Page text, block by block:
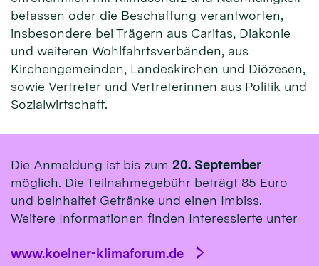
befassen oder die Beschaffung verantworten,
insbesondere bei Trägern aus Caritas, Diakonie
und weiteren Wohlfahrtsverbänden, aus
Kirchengemeinden, Landeskirchen und Diözesen,
sowie Vertreter und Vertreterinnen aus Politik und
Sozialwirtschaft.
Die Anmeldung ist bis zum 20. September
möglich. Die Teilnahmegebühr beträgt 85 Euro
und beinhaltet Getränke und einen Imbiss.
Weitere Informationen finden Interessierte unter
www.koelner-klimaforum.de